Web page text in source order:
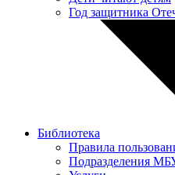
Год защитника
Библиотека
Правила
Подразделения